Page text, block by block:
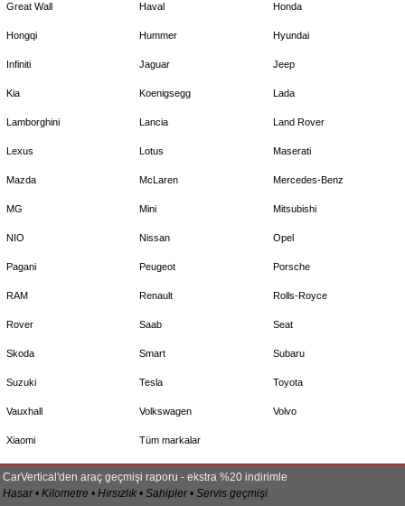
Great Wall Haval Honda
Hongqi Hummer Hyundai
Infiniti Jaguar Jeep
Kia Koenigsegg Lada
Lamborghini Lancia Land Rover
Lexus Lotus Maserati
Mazda McLaren Mercedes-Benz
MG Mini Mitsubishi
NIO Nissan Opel
Pagani Peugeot Porsche
RAM Renault Rolls-Royce
Rover Saab Seat
Skoda Smart Subaru
Suzuki Tesla Toyota
Vauxhall Volkswagen Volvo
Xiaomi Tüm markalar
CarVertical'den araç geçmişi raporu - ekstra %20 indirimle
Hasar • Kilometre • Hırsızlık • Sahipler • Servis geçmişi